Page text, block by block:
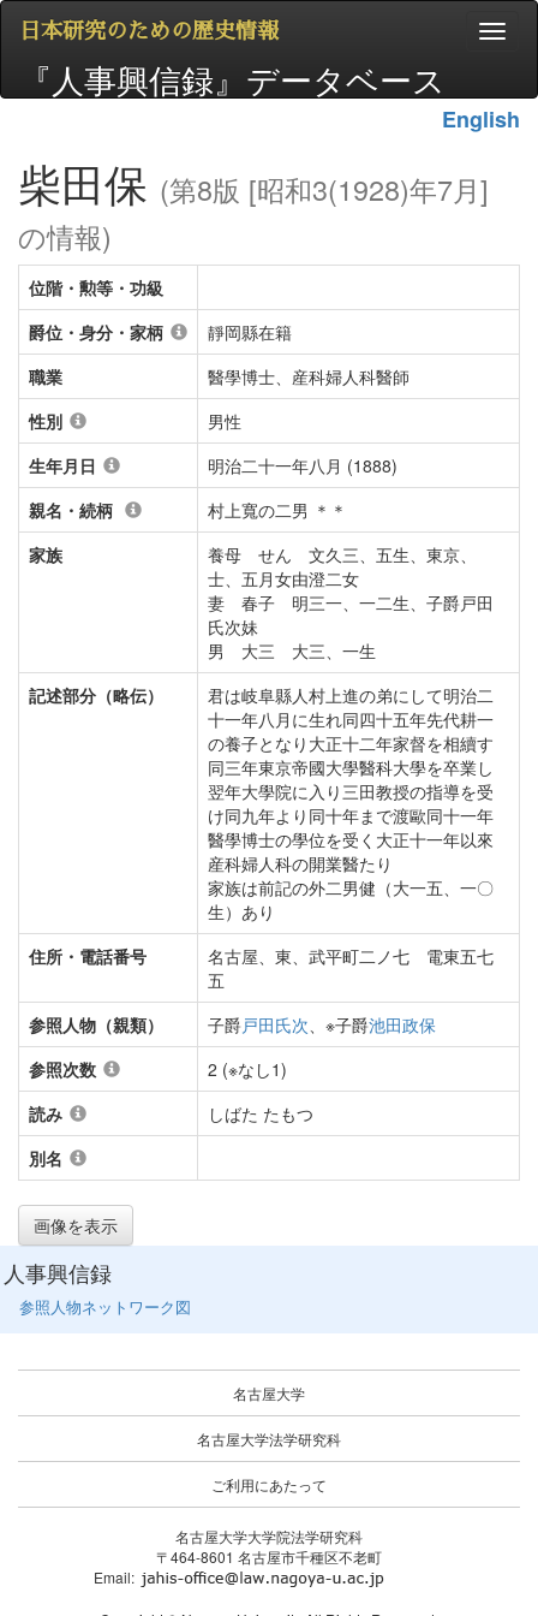
日本研究のための歴史情報
『人事興信録』データベース
English
柴田保 (第8版 [昭和3(1928)年7月]
の情報)
位階・勲等・功級
爵位・身分・家柄
靜岡縣在籍
職業
醫學博士、産科婦人科醫師
性別
男性
生年月日
明治二十一年八月 (1888)
親名・続柄
村上寬の二男 ＊＊
家族
養母 せん 文久三、五生、東京、
士、五月女由澄二女
妻 春子 明三一、一二生、子爵戸田
氏次妹
男 大三 大三、一生
記述部分（略伝）
君は岐阜縣人村上進の弟にして明治二
十一年八月に生れ同四十五年先代耕一
の養子となり大正十二年家督を相續す
同三年東京帝國大學醫科大學を卒業し
翌年大學院に入り三田教授の指導を受
け同九年より同十年まで渡歐同十一年
醫學博士の學位を受く大正十一年以來
産科婦人科の開業醫たり
家族は前記の外二男健（大一五、一〇
生）あり
住所・電話番号
名古屋、東、武平町二ノ七 電東五七
五
参照人物（親類）
子爵戸田氏次、※子爵池田政保
参照次数
2 (※なし1)
読み
しばた たもつ
別名
画像を表示
人事興信録
参照人物ネットワーク図
名古屋大学
名古屋大学法学研究科
ご利用にあたって
名古屋大学大学院法学研究科
〒464-8601 名古屋市千種区不老町
Email: